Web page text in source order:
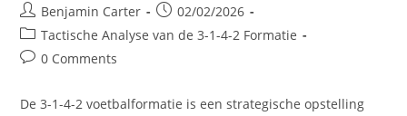
Post
author:
Benjamin Carter
Post
published:
02/02/2026
Post
category:
Tactische Analyse van de 3-1-4-2 Formatie
Post0 Comments
De 3-1-4-2 voetbalformatie is een strategische opstelling